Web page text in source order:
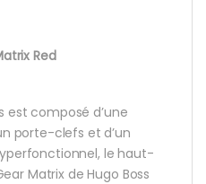
Red
est composé d’une
porte-clefs et d’un
le haut-
Matrix de Hugo Boss